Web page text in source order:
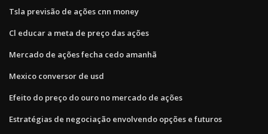
Tsla previsão de ações cnn money
Cl educar a meta de preço das ações
Mercado de ações fecha cedo amanhã
Mexico conversor de usd
Efeito do preço do ouro no mercado de ações
Estratégias de negociação envolvendo opções e futuros